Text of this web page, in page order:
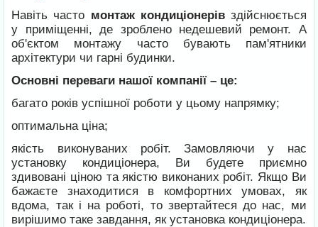
Навіть часто монтаж кондиціонерівздійснюється
у приміщенні, де зроблено недешевий ремонт. А
об'єктом монтажу часто бувають пам'ятники
архітектури чи гарні будинки.
Основні переваги нашої компанії – це:
багато років успішної роботи у цьому напрямку;
оптимальна ціна;
якість виконуваних робіт. Замовляючи у нас
установку кондиціонера, Ви будете приємно
здивовані ціною та якістю виконаних робіт. Якщо Ви
бажаєте знаходитися в комфортних умовах, як
вдома, так і на роботі, то звертайтеся до нас, ми
вирішимо таке завдання, як установка кондиціонера.